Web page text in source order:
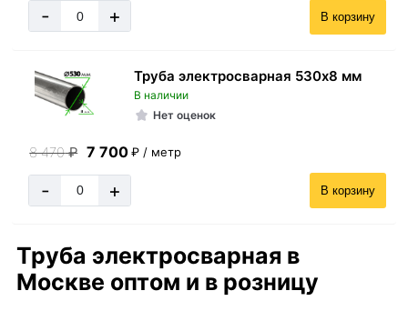
- + В корзину
Труба электросварная 530х8 мм
В наличии
Нет оценок
8 470₽ 7 700 ₽ / метр
- + В корзину
Труба электросварная в
Москве оптом и в розницу